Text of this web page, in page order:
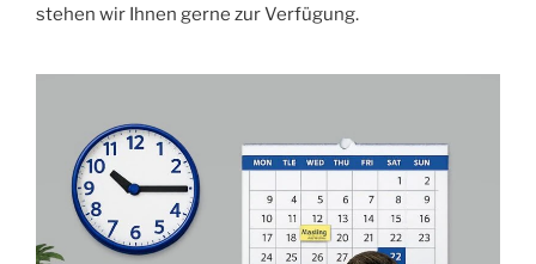
stehen wir Ihnen gerne zur Verfügung.